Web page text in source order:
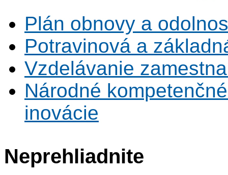
Plán obnovy a
Potravinová a
Vzdelávanie
Národné
inovácie
Neprehliadnite